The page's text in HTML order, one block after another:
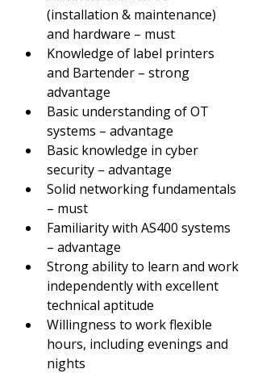
(installation & maintenance)
and hardware – must
Knowledge of label printers
and Bartender – strong
advantage
Basic understanding of OT
systems – advantage
Basic knowledge in cyber
security – advantage
Solid networking fundamentals
– must
Familiarity with AS400 systems
– advantage
Strong ability to learn and work
independently with excellent
technical aptitude
Willingness to work flexible
hours, including evenings and
nights